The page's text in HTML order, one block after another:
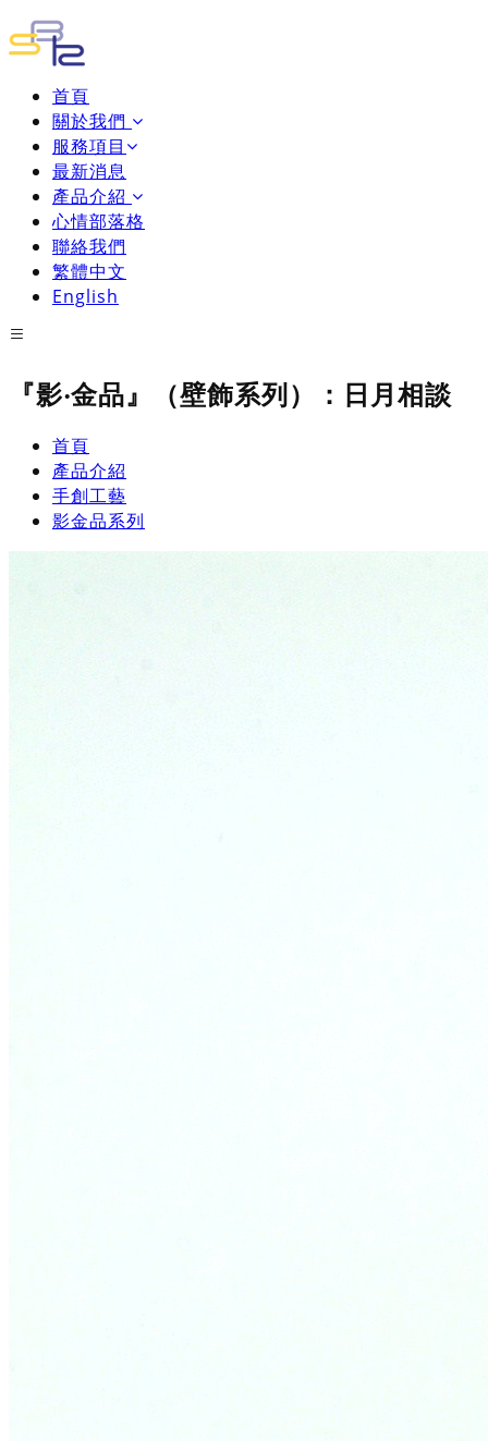
首頁
關於我們
服務項目
最新消息
產品介紹
心情部落格
聯絡我們
繁體中文
English
『影‧金品』（壁飾系列）：日月相談
首頁
產品介紹
手創工藝
影金品系列